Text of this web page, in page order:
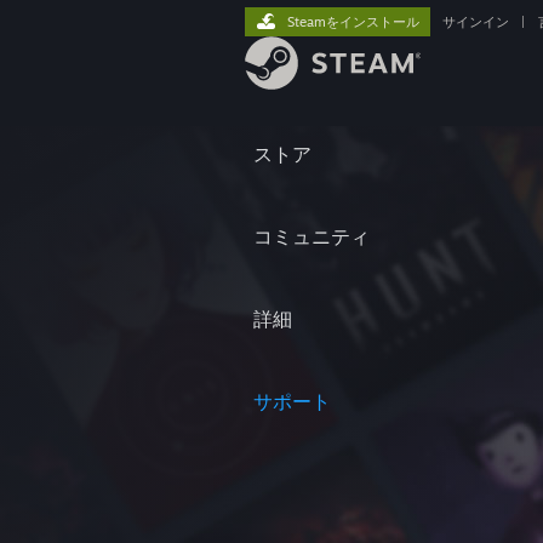
ストア
コミュニティ
詳細
サポート
Steamをインストール サインイン